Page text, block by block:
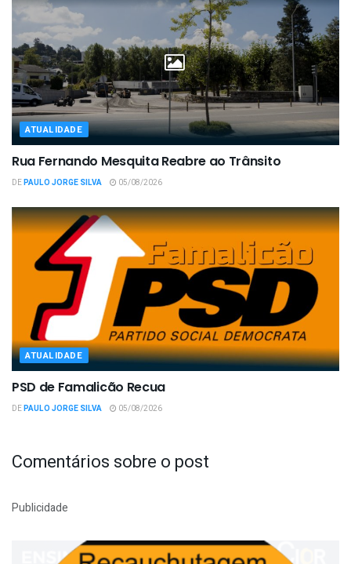
ATUALIDADE
Rua Fernando Mesquita Reabre ao Trânsito
DEPAULO JORGE SILVA 05/08/2026
ATUALIDADE
PSD de Famalicão Recua
DEPAULO JORGE SILVA 05/08/2026
Comentários sobre o post
Publicidade